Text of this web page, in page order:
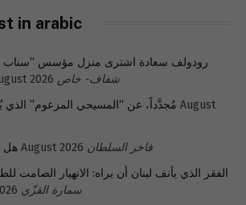
in arabic
2026 شفاف- خاص
مُجدَّداً، عن “المسيحي المزعوم” الذي
هل 6 August 2026 فاخر السلطان
الفقر الذي يأنف لبنان أن يراه: الانهيار الصامت
سمارة القزّي